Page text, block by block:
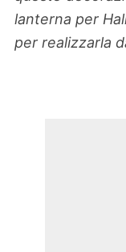
lanterna per
per realizzarla